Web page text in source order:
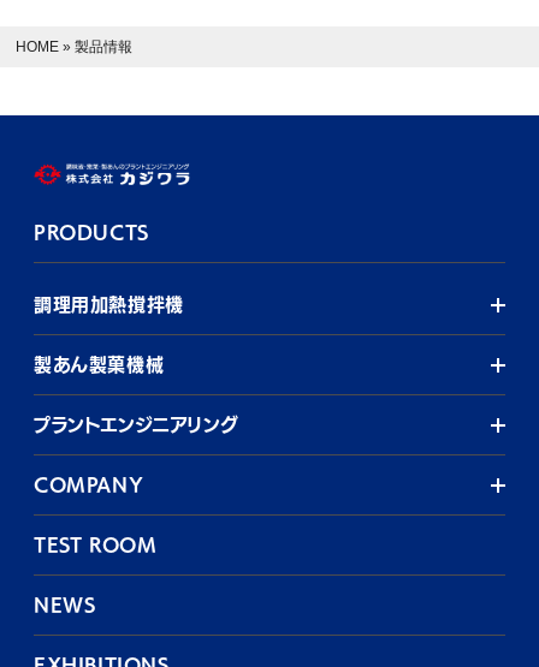
HOME » 製品情報
PRODUCTS
調理用加熱撹拌機
製あん製菓機械
プラントエンジニアリング
COMPANY
TEST ROOM
NEWS